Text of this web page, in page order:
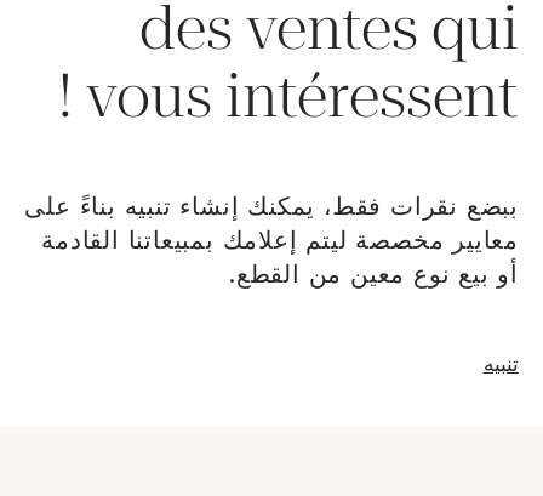
des ventes qui
vous intéressent !
ببضع نقرات فقط، يمكنك إنشاء تنبيه بناءً على
معايير مخصصة ليتم إعلامك بمبيعاتنا القادمة
أو بيع نوع معين من القطع.
نافذة جديدةإنشاء
تنبيه